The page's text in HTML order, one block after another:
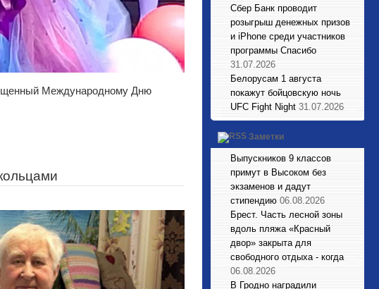
Международному Дню
Сбер Банк проводит
розыгрыш денежных призов
и iPhone среди участников
программы Спасибо
31.07.2026
Белорусам 1 августа
покажут бойцовскую ночь
UFC Fight Night 31.07.2026
Заметки
Выпускников 9 классов
примут в Высоком без
экзаменов и дадут
стипендию 06.08.2026
Брест. Часть лесной зоны
вдоль пляжа «Красный
двор» закрыта для
свободного отдыха - когда
06.08.2026
В Гродно наградили